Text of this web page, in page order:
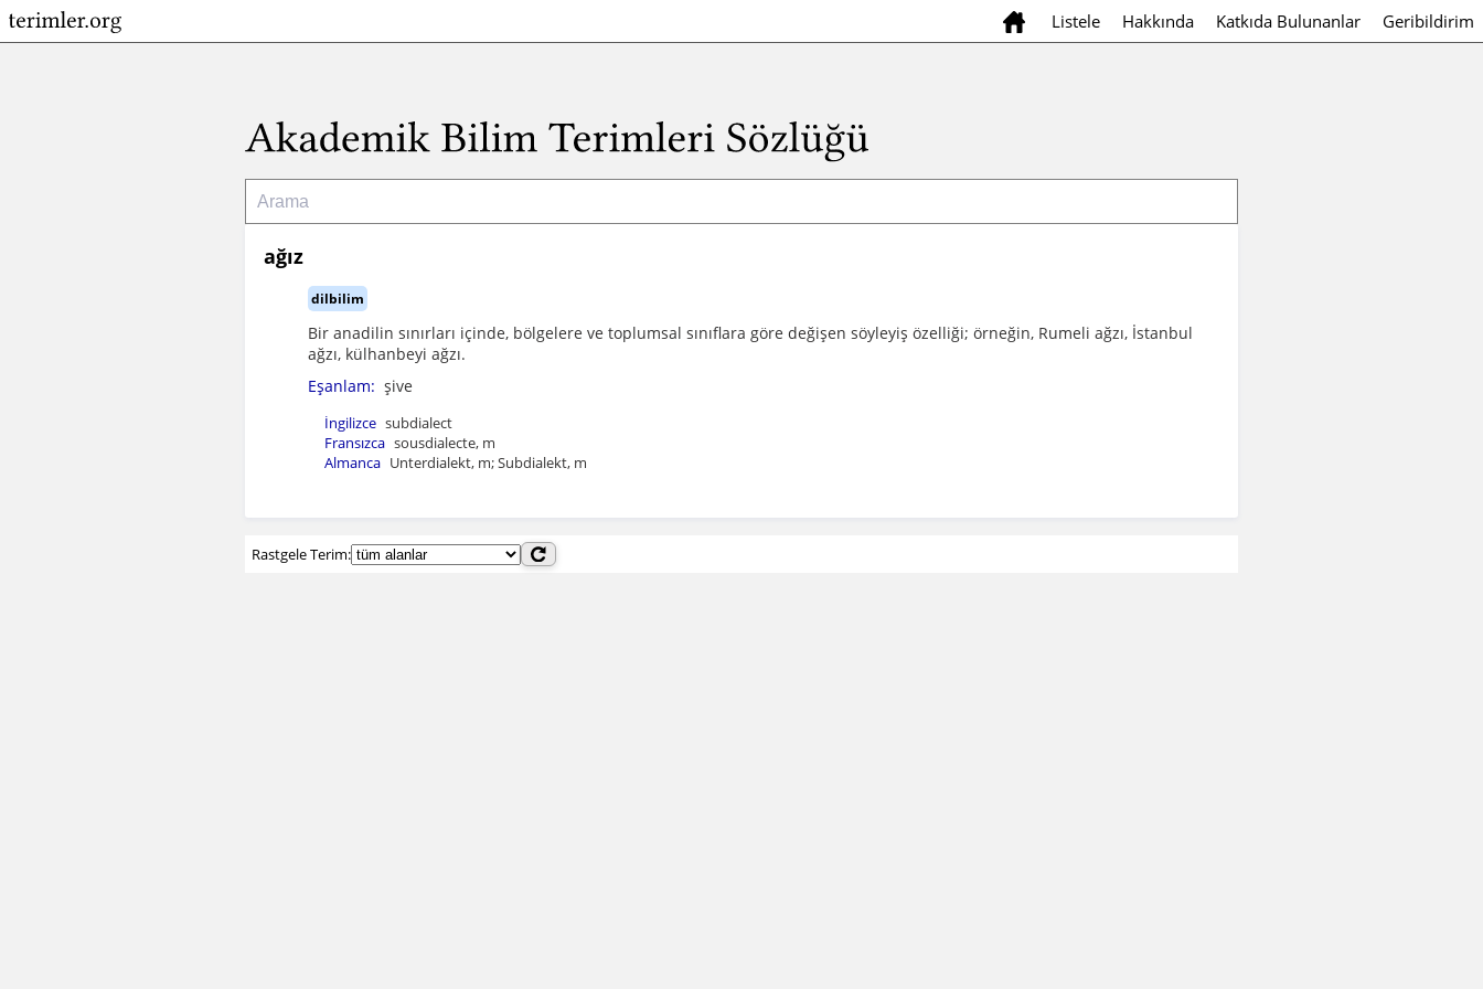
Listele Hakkında Katkıda Bulunanlar Geribildirim
ağız
dilbilim
Bir anadilin sınırları içinde, bölgelere ve toplumsal sınıflara göre değişen söyleyiş özelliği; örneğin, Rumeli ağzı, İstanbul
ağzı, külhanbeyi ağzı.
Eşanlam: şive
İngilizce subdialect
Fransızca sousdialecte, m
Almanca Unterdialekt, m; Subdialekt, m
Rastgele Terim: